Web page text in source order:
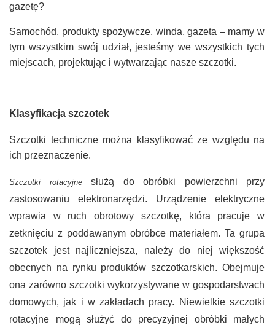
gazetę?
Samochód, produkty spożywcze, winda, gazeta – mamy w
tym wszystkim swój udział, jesteśmy we wszystkich tych
miejscach, projektując i wytwarzając nasze szczotki.
Klasyfikacja szczotek
Szczotki techniczne można klasyfikować ze względu na
ich przeznaczenie.
Szczotki rotacyjnesłużą do obróbki powierzchni przy
zastosowaniu elektronarzędzi. Urządzenie elektryczne
wprawia w ruch obrotowy szczotkę, która pracuje w
zetknięciu z poddawanym obróbce materiałem. Ta grupa
szczotek jest najliczniejsza, należy do niej większość
obecnych na rynku produktów szczotkarskich. Obejmuje
ona zarówno szczotki wykorzystywane w gospodarstwach
domowych, jak i w zakładach pracy. Niewielkie szczotki
rotacyjne mogą służyć do precyzyjnej obróbki małych